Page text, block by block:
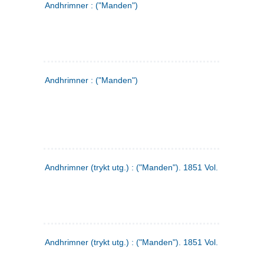
Andhrimner : ("Manden")
Andhrimner : ("Manden")
Andhrimner (trykt utg.) : ("Manden"). 1851 Vol. 2 Nr. 1
Andhrimner (trykt utg.) : ("Manden"). 1851 Vol. 1 Nr. 10